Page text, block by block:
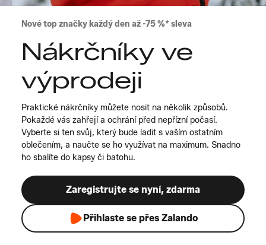
Nové top značky každý den až -75 %* sleva
Nákrčníky ve
výprodeji
Praktické nákrčníky můžete nosit na několik způsobů.
Pokaždé vás zahřejí a ochrání před nepřízní počasí.
Vyberte si ten svůj, který bude ladit s vaším ostatním
oblečením, a naučte se ho využívat na maximum. Snadno
ho sbalíte do kapsy či batohu.
Zaregistrujte se nyní, zdarma
Přihlaste se přes Zalando